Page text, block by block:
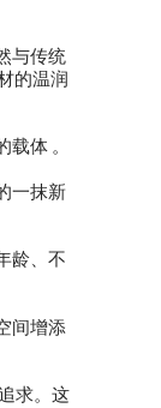
与传统
的温润
载体 。
一抹新
龄、不
间增添
求。这